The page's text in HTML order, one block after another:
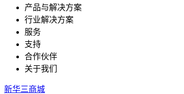
产品与解决方案
行业解决方案
服务
支持
合作伙伴
关于我们
新华三商城